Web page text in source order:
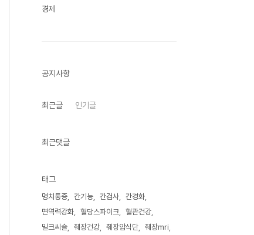
경제
공지사항
최근글 인기글
최근댓글
태그
명치통증 간기능 간검사
간경화
면역력강화
혈당스파이크
혈관건강
밀크씨슬
췌장건강 췌장암식단
췌장mri